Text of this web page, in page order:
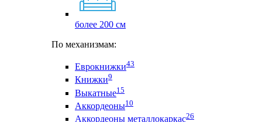
более 200 см
По механизмам:
Еврокнижки43
Книжки9
Выкатные15
Аккордеоны10
Аккордеоны металлокаркас26